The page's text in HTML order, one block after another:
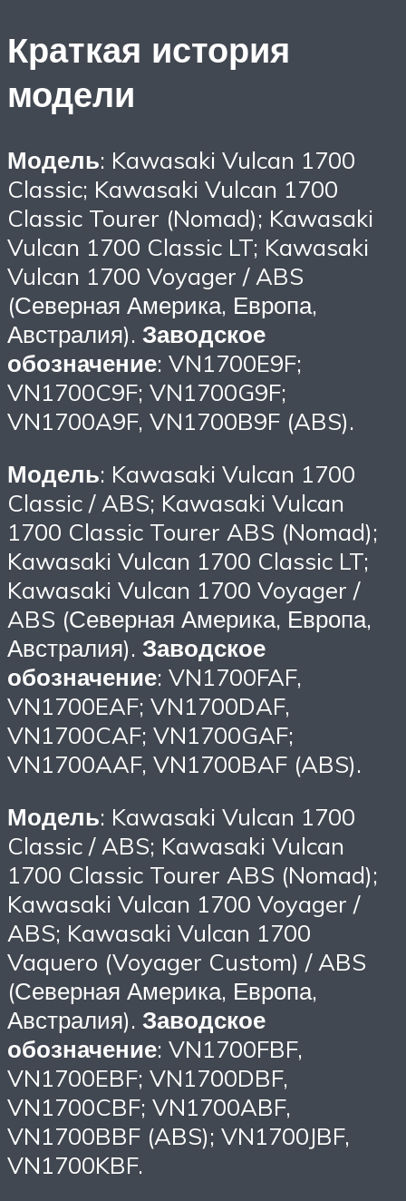
Краткая история
модели
Модель: Kawasaki Vulcan 1700
Classic; Kawasaki Vulcan 1700
Classic Tourer (Nomad); Kawasaki
Vulcan 1700 Classic LT; Kawasaki
Vulcan 1700 Voyager / ABS
(Северная Америка, Европа,
Австралия). Заводское
обозначение: VN1700E9F;
VN1700C9F; VN1700G9F;
VN1700A9F, VN1700B9F (ABS).
Модель: Kawasaki Vulcan 1700
Classic / ABS; Kawasaki Vulcan
1700 Classic Tourer ABS (Nomad);
Kawasaki Vulcan 1700 Classic LT;
Kawasaki Vulcan 1700 Voyager /
ABS (Северная Америка, Европа,
Австралия). Заводское
обозначение: VN1700FAF,
VN1700EAF; VN1700DAF,
VN1700CAF; VN1700GAF;
VN1700AAF, VN1700BAF (ABS).
Модель: Kawasaki Vulcan 1700
Classic / ABS; Kawasaki Vulcan
1700 Classic Tourer ABS (Nomad);
Kawasaki Vulcan 1700 Voyager /
ABS; Kawasaki Vulcan 1700
Vaquero (Voyager Custom) / ABS
(Северная Америка, Европа,
Австралия). Заводское
обозначение: VN1700FBF,
VN1700EBF; VN1700DBF,
VN1700CBF; VN1700ABF,
VN1700BBF (ABS); VN1700JBF,
VN1700KBF.